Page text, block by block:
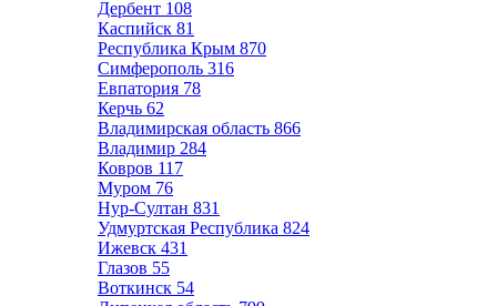
Дербент 108
Каспийск 81
Республика Крым 870
Симферополь 316
Евпатория 78
Керчь 62
Владимирская область 866
Владимир 284
Ковров 117
Муром 76
Нур-Султан 831
Удмуртская Республика 824
Ижевск 431
Глазов 55
Воткинск 54